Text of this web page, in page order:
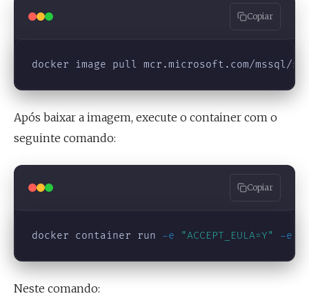
Copiar
Após baixar a imagem, execute o container com o
seguinte comando:
Copiar
docker container run -e "ACCEPT_EULA=Y" -e
Neste comando: